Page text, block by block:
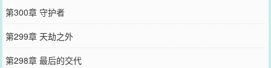
第300章 守护者
第299章 天劫之外
第298章 最后的交代